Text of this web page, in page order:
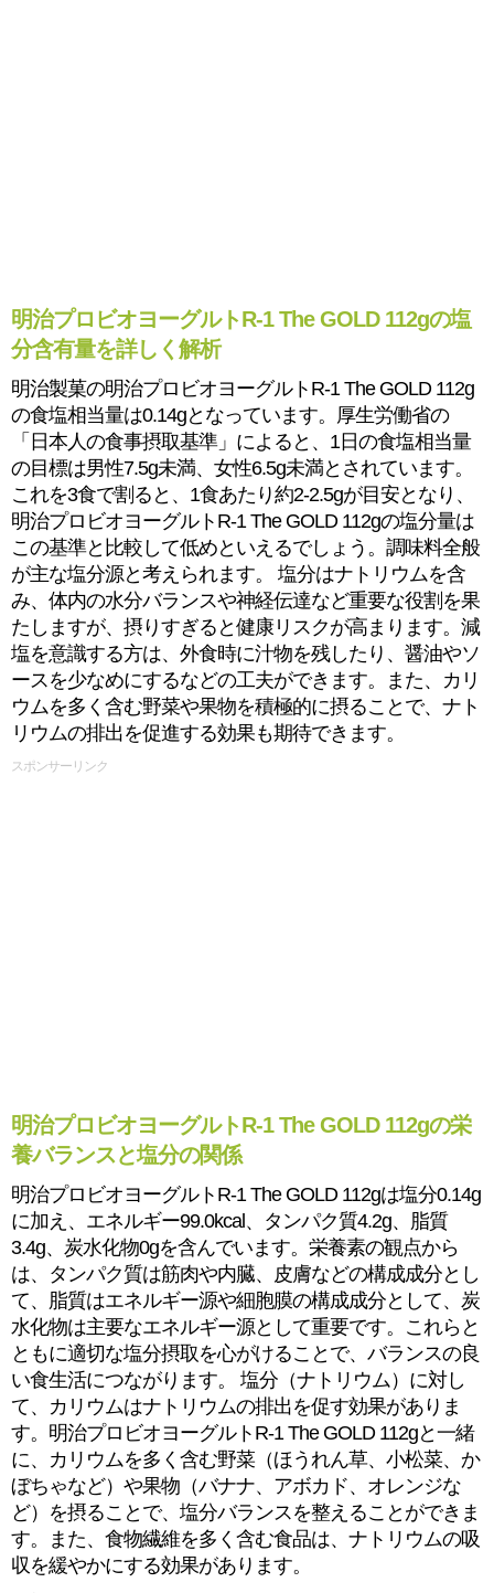
明治プロビオヨーグルトR-1 The GOLD 112gの塩
分含有量を詳しく解析
明治製菓の明治プロビオヨーグルトR-1 The GOLD 112g
の食塩相当量は0.14gとなっています。厚生労働省の
「日本人の食事摂取基準」によると、1日の食塩相当量
の目標は男性7.5g未満、女性6.5g未満とされています。
これを3食で割ると、1食あたり約2-2.5gが目安となり、
明治プロビオヨーグルトR-1 The GOLD 112gの塩分量は
この基準と比較して低めといえるでしょう。調味料全般
が主な塩分源と考えられます。 塩分はナトリウムを含
み、体内の水分バランスや神経伝達など重要な役割を果
たしますが、摂りすぎると健康リスクが高まります。減
塩を意識する方は、外食時に汁物を残したり、醤油やソ
ースを少なめにするなどの工夫ができます。また、カリ
ウムを多く含む野菜や果物を積極的に摂ることで、ナト
リウムの排出を促進する効果も期待できます。
スポンサーリンク
明治プロビオヨーグルトR-1 The GOLD 112gの栄
養バランスと塩分の関係
明治プロビオヨーグルトR-1 The GOLD 112gは塩分0.14g
に加え、エネルギー99.0kcal、タンパク質4.2g、脂質
3.4g、炭水化物0gを含んでいます。栄養素の観点から
は、タンパク質は筋肉や内臓、皮膚などの構成成分とし
て、脂質はエネルギー源や細胞膜の構成成分として、炭
水化物は主要なエネルギー源として重要です。これらと
ともに適切な塩分摂取を心がけることで、バランスの良
い食生活につながります。 塩分（ナトリウム）に対し
て、カリウムはナトリウムの排出を促す効果がありま
す。明治プロビオヨーグルトR-1 The GOLD 112gと一緒
に、カリウムを多く含む野菜（ほうれん草、小松菜、か
ぼちゃなど）や果物（バナナ、アボカド、オレンジな
ど）を摂ることで、塩分バランスを整えることができま
す。また、食物繊維を多く含む食品は、ナトリウムの吸
収を緩やかにする効果があります。